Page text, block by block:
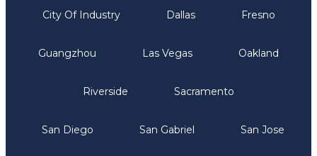
City Of Industry Dallas Fresno
Guangzhou Las Vegas Oakland
Riverside Sacramento
San Diego San Gabriel San Jose